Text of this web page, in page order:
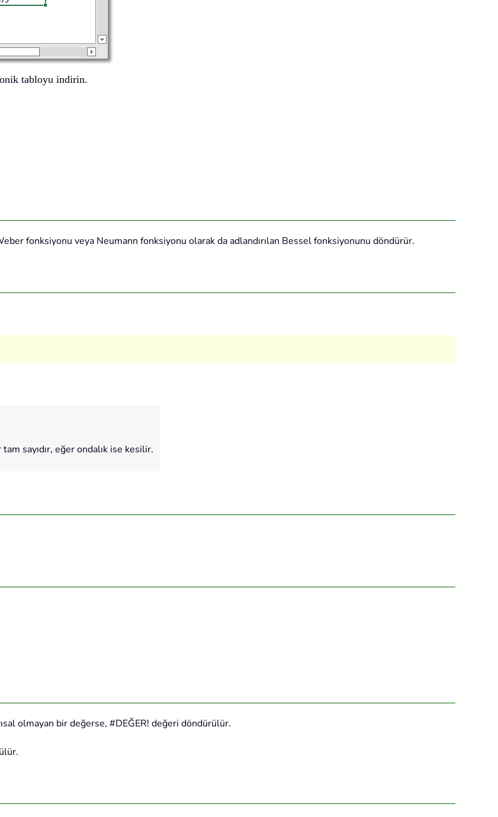
tabloyu indirin.
fonksiyonu veya Neumann fonksiyonu olarak da adlandırılan Bessel fonksiyonunu döndürür.
sayıdır, eğer ondalık ise kesilir.
olmayan bir değerse, #DEĞER! değeri döndürülür.